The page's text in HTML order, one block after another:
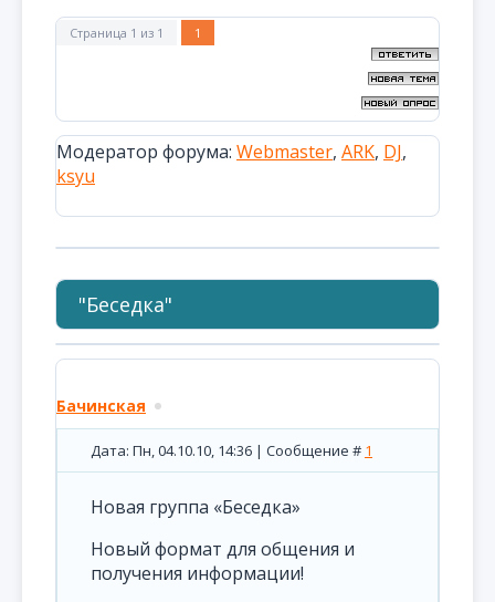
Страница 1 из 1 1
Модератор форума: Webmaster, ARK, DJ,
ksyu
"Беседка"
Бачинская
Дата: Пн, 04.10.10, 14:36 | Сообщение # 1
Новая группа «Беседка»
Новый формат для общения и
получения информации!